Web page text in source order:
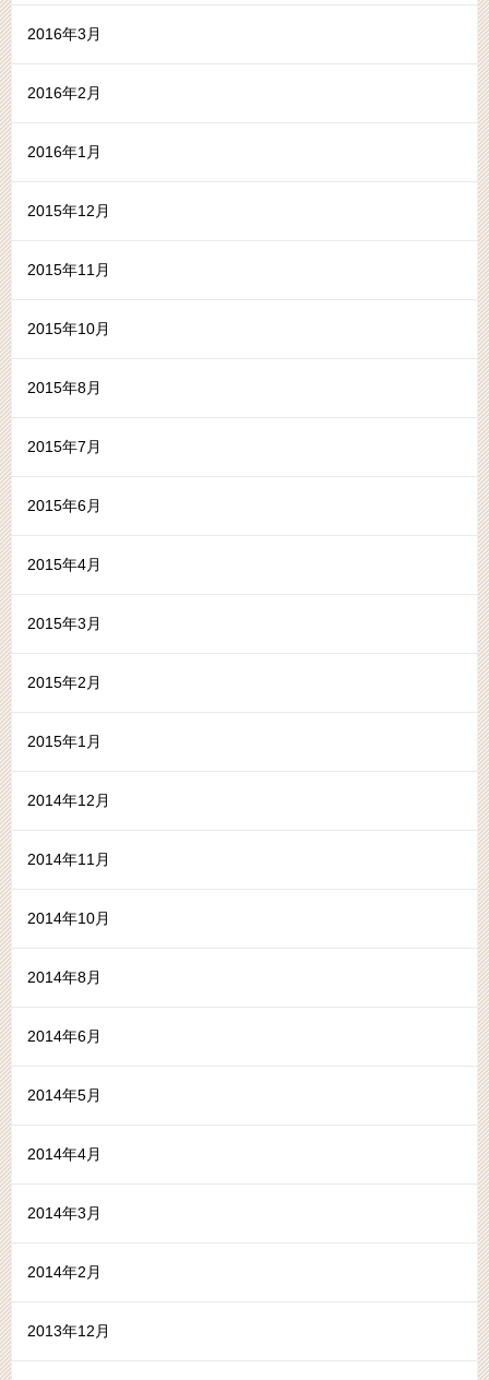
2016年3月
2016年2月
2016年1月
2015年12月
2015年11月
2015年10月
2015年8月
2015年7月
2015年6月
2015年4月
2015年3月
2015年2月
2015年1月
2014年12月
2014年11月
2014年10月
2014年8月
2014年6月
2014年5月
2014年4月
2014年3月
2014年2月
2013年12月